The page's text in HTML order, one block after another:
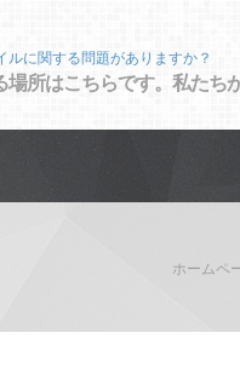
ルに関する問題がありますか？
場所はこちらです。私たち
ホームペ